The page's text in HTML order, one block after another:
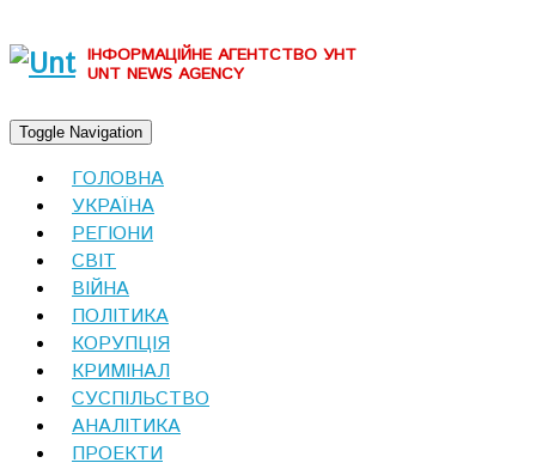
ІНФОРМАЦІЙНЕ АГЕНТСТВО УНТ
UNT NEWS AGENCY
Toggle Navigation
ГОЛОВНА
УКРАЇНА
РЕГІОНИ
СВІТ
ВІЙНА
ПОЛІТИКА
КОРУПЦІЯ
КРИМІНАЛ
СУСПІЛЬСТВО
АНАЛІТИКА
ПРОЕКТИ